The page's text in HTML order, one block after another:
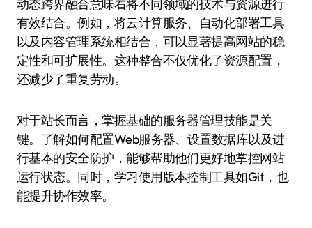
动态跨界融合意味着将不同领域的技术与资源进行
有效结合。例如，将云计算服务、自动化部署工具
以及内容管理系统相结合，可以显著提高网站的稳
定性和可扩展性。这种整合不仅优化了资源配置，
还减少了重复劳动。
对于站长而言，掌握基础的服务器管理技能是关
键。了解如何配置Web服务器、设置数据库以及进
行基本的安全防护，能够帮助他们更好地掌控网站
运行状态。同时，学习使用版本控制工具如Git，也
能提升协作效率。